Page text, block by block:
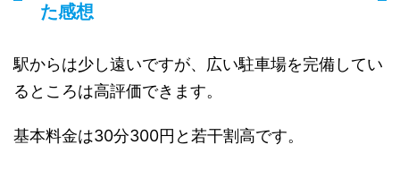
た感想
駅からは少し遠いですが、広い駐車場を完備してい
るところは高評価できます。
基本料金は30分300円と若干割高です。